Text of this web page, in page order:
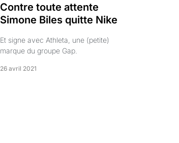
Contre toute attente
Simone Biles quitte Nike
Et signe avec Athleta, une (petite)
marque du groupe Gap.
26 avril 2021